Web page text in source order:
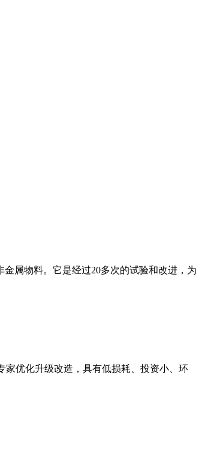
属物料。它是经过20多次的试验和改进，为
家优化升级改造，具有低损耗、投资小、环